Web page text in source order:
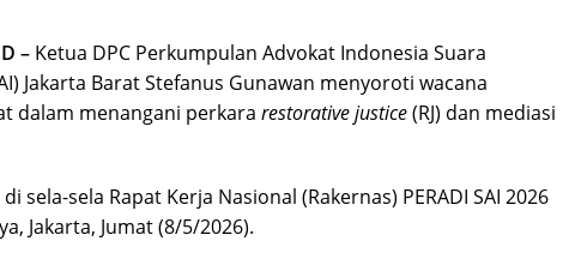
– Ketua DPC Perkumpulan Advokat Indonesia Suara
Jakarta Barat Stefanus Gunawan menyoroti wacana
dalam menangani perkara restorative justice(RJ) dan mediasi
sela-sela Rapat Kerja Nasional (Rakernas) PERADI SAI 2026
Jakarta, Jumat (8/5/2026).